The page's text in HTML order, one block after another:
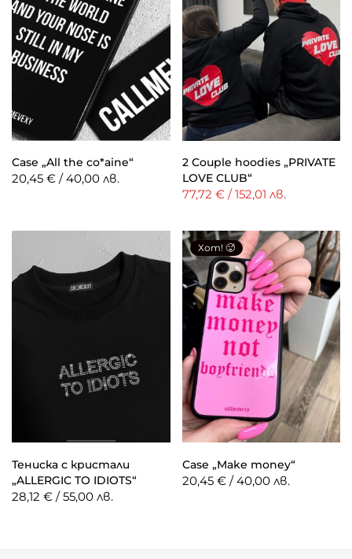
Case „All the co*aine“
20,45 € / 40,00 лв.
2 Couple hoodies „PRIVATE
LOVE CLUB“
77,72 € / 152,01 лв.
Тениска с кристали
„ALLERGIC TO IDIOTS“
28,12 € / 55,00 лв.
Хот! 🥵
Case „Make money“
20,45 € / 40,00 лв.